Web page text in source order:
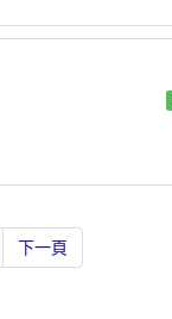
下一頁